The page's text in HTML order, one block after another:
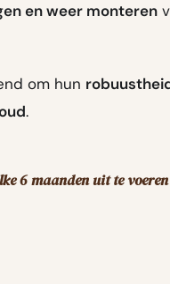
en weer monteren
om hun
.
6 maanden uit te voeren